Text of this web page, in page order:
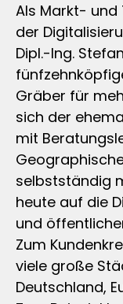
Als Markt- und
der
Dipl.-Ing.
Gräber für
sich der
mit
selbstständig
heute auf die
und
Zum
viele große
Deutschland,